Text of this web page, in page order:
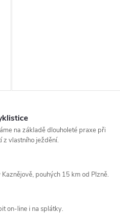
na základě dlouholeté praxe při
z vlastního ježdění.
pouhých 15 km od Plzně.
on-line i na splátky.